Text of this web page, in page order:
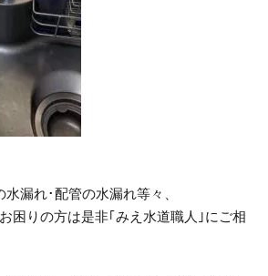
漏れ･配管の水漏れ等々、
困りの方は是非｢みえ水道職人｣にご相